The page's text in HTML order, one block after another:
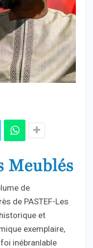
de
de PASTEF-Les
et
exemplaire,
inébranlable